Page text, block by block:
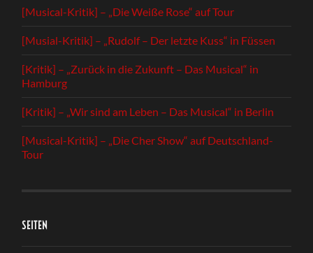
[Musical-Kritik] – „Die Weiße Rose“ auf Tour
[Musial-Kritik] – „Rudolf – Der letzte Kuss“ in Füssen
[Kritik] – „Zurück in die Zukunft – Das Musical“ in
Hamburg
[Kritik] – „Wir sind am Leben – Das Musical“ in Berlin
[Musical-Kritik] – „Die Cher Show“ auf Deutschland-
Tour
SEITEN